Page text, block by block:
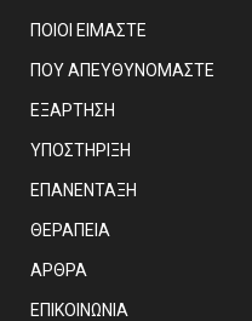
ΠΟΙΟΙ ΕΙΜΑΣΤE
ΠΟΥ ΑΠΕΥΘΥΝΟΜΑΣΤΕ
ΕΞΑΡΤΗΣΗ
ΥΠΟΣΤΗΡΙΞΗ
ΕΠΑΝΕΝΤΑΞΗ
ΘΕΡΑΠΕΙΑ
ΑΡΘΡΑ
EΠΙΚΟΙΝΩΝΙΑ